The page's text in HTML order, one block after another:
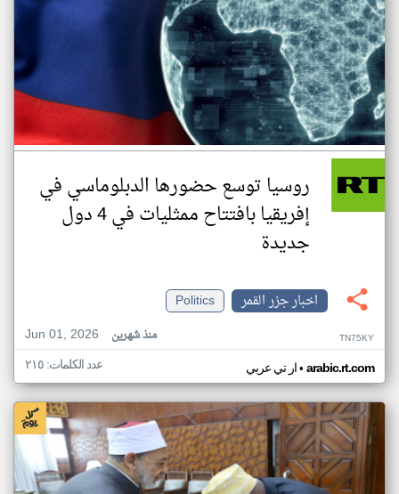
روسيا توسع حضورها الدبلوماسي في
إفريقيا بافتتاح ممثليات في 4 دول
جديدة
اخبار جزر القمر
Politics
Jun 01, 2026
منذ شهرين TN75KY
ار تي عربي• arabic.rt.com عدد الكلمات: ٢١٥